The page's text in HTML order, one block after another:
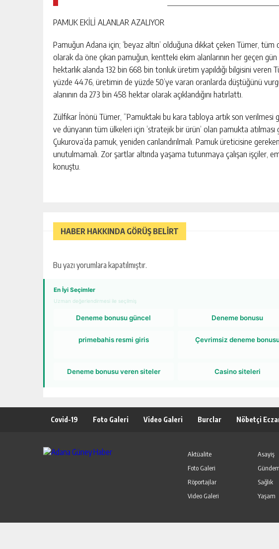
PAMUK EKİLİ ALANLAR AZALIYOR
Pamuğun Adana için; ‘beyaz altın’ olduğuna dikkat çeken Tümer, tüm
olarak da öne çıkan pamuğun, kentteki ekim alanlarının her geçen gün
hektarlık alanda 132 bin 668 bin tonluk üretim yapıldığı bilgisini veren
yüzde 44.76, üretimin de yüzde 50’ye varan oranlarda düştüğünü
alanının da 273 bin 458 hektar olarak açıklandığını hatırlattı.
Zülfikar İnönü Tümer, “Pamuktaki bu kara tabloya artık son verilmesi
ve dünyanın tüm ülkeleri için ‘stratejik bir ürün’ olan pamukta
Çukurova’da pamuk, yeniden canlandırılmalı. Pamuk üreticisine
unutulmamalı. Zor şartlar altında yaşama tutunmaya çalışan işçiler,
konuştu.
HABER HAKKINDA GÖRÜŞ BELİRT
Bu yazı yorumlara kapatılmıştır.
En İyi Seçimler
Uzman değerlendirmesi ile seçilmiş
Deneme bonusu güncel Deneme bonusu
primebahis resmi giris Çevrimsiz deneme
Deneme bonusu veren siteler Casino siteleri
Covid-19 Foto Galeri Video Galeri Burclar Nöbetçi
Aktüalite Asayiş
Foto Galeri
Röportajlar
Sağlık
Video Galeri
Yaşam